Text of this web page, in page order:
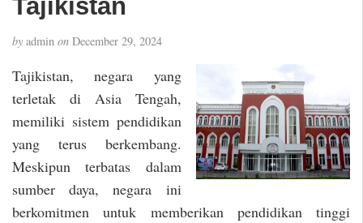
o
n
by admin on December 29, 2024
Tajikistan, negara yang
terletak di Asia Tengah,
memiliki sistem pendidikan
yang terus berkembang.
Meskipun terbatas dalam
sumber daya, negara ini
berkomitmen untuk memberikan pendidikan tinggi